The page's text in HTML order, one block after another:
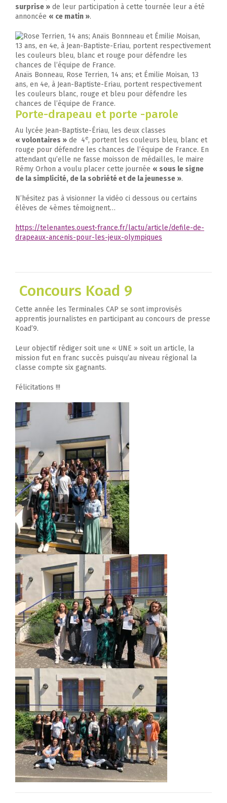
surprise » de leur participation à cette tournée leur a été
annoncée « ce matin ».
Anaïs Bonneau, Rose Terrien, 14 ans; et Émilie Moisan, 13
ans, en 4e, à Jean-Baptiste-Eriau, portent respectivement
les couleurs blanc, rouge et bleu pour défendre les
chances de l’équipe de France.
Porte-drapeau et porte -parole
Au lycée Jean-Baptiste-Ériau, les deux classes
« volontaires » de 4e, portent les couleurs bleu, blanc et
rouge pour défendre les chances de l’équipe de France. En
attendant qu’elle ne fasse moisson de médailles, le maire
Rémy Orhon a voulu placer cette journée « sous le signe
de la simplicité, de la sobriété et de la jeunesse ».
N’hésitez pas à visionner la vidéo ci dessous ou certains
élèves de 4èmes témoignent…
https://telenantes.ouest-france.fr/lactu/article/defile-de-
drapeaux-ancenis-pour-les-jeux-olympiques
Concours Koad 9
Cette année les Terminales CAP se sont improvisés
apprentis journalistes en participant au concours de presse
Koad’9.
Leur objectif rédiger soit une « UNE » soit un article, la
mission fut en franc succès puisqu’au niveau régional la
classe compte six gagnants.
Félicitations !!!